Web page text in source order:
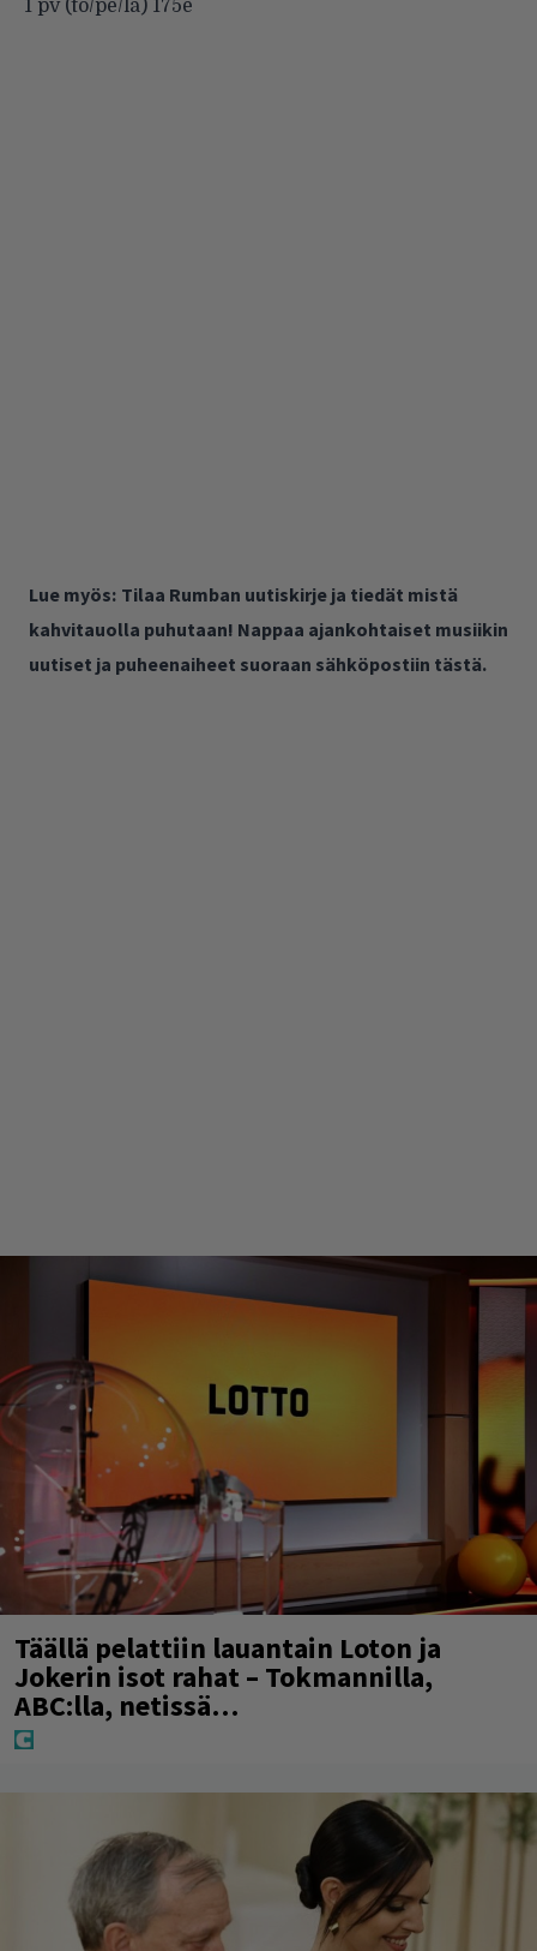
1 pv (to/pe/la) 175e
Lue myös: Tilaa Rumban uutiskirje ja tiedät mistä
kahvitauolla puhutaan! Nappaa ajankohtaiset musiikin
uutiset ja puheenaiheet suoraan sähköpostiin tästä.
Täällä pelattiin lauantain Loton ja
Jokerin isot rahat – Tokmannilla,
ABC:lla, netissä…